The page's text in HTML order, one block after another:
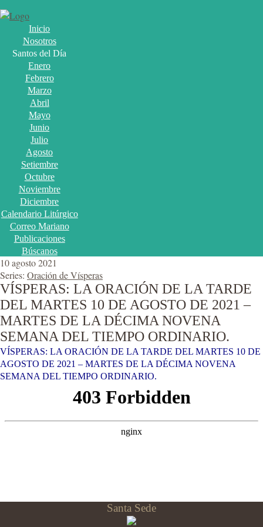
Inicio
Nosotros
Santos del Día
Enero
Febrero
Marzo
Abril
Mayo
Junio
Julio
Agosto
Setiembre
Octubre
Noviembre
Diciembre
Calendario Litúrgico
Correo Mariano
Publicaciones
Búscanos
10 agosto 2021
Series: Oración de Vísperas
VÍSPERAS: LA ORACIÓN DE LA TARDE
DEL MARTES 10 DE AGOSTO DE 2021 –
MARTES DE LA DÉCIMA NOVENA
SEMANA DEL TIEMPO ORDINARIO.
VÍSPERAS: LA ORACIÓN DE LA TARDE DEL MARTES 10 DE
AGOSTO DE 2021 – MARTES DE LA DÉCIMA NOVENA
SEMANA DEL TIEMPO ORDINARIO.
Santa Sede